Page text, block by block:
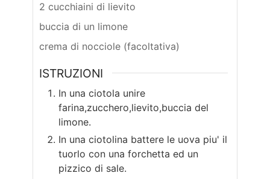
2 cucchiaini di lievito
buccia di un limone
crema di nocciole (facoltativa)
ISTRUZIONI
In una ciotola unire
farina,zucchero,lievito,buccia del
limone.
In una ciotolina battere le uova piu' il
tuorlo con una forchetta ed un
pizzico di sale.